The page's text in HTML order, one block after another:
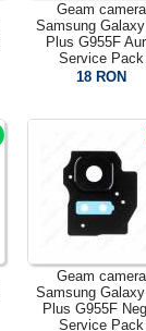
Geam camera
Samsung
Plus G955F
Service Pack
18 RON
Geam camera
Samsung
Plus G955F
Service Pack